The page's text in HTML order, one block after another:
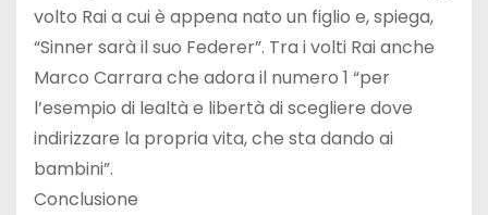
volto Rai a cui è appena nato un figlio e, spiega,
“Sinner sarà il suo Federer”. Tra i volti Rai anche
Marco Carrara che adora il numero 1 “per
l’esempio di lealtà e libertà di scegliere dove
indirizzare la propria vita, che sta dando ai
bambini”.
Conclusione